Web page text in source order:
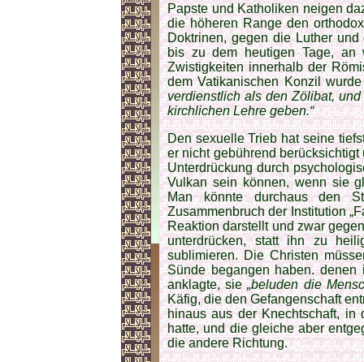
Papste und Katholiken neigen
die höheren Range den
Doktrinen, gegen die Luther
bis zu dem heutigen Tage, an
Zwistigkeiten innerhalb der
dem Vatikanischen Konzil
verdienstlich als den Zölibat,
kirchlichen Lehre geben.“
Den sexuelle Trieb hat seine
er nicht gebührend
Unterdrückung durch
Vulkan sein können, wenn sie
Man könnte durchaus den
Zusammenbruch der Institution
Reaktion darstellt und zwar
unterdrücken, statt ihn zu
sublimieren. Die Christen
Sünde begangen haben.
anklagte, sie„beluden die
Käfig, die den Gefangenschaft
hinaus aus der Knechtschaft, in
hatte, und die gleiche aber
die andere Richtung.